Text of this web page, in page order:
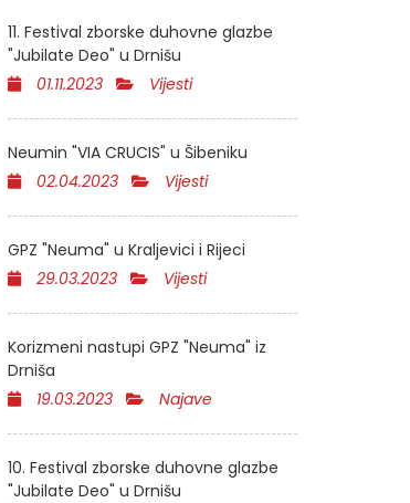
11. Festival zborske duhovne glazbe
"Jubilate Deo" u Drnišu
01.11.2023
Vijesti
Neumin "VIA CRUCIS" u Šibeniku
02.04.2023
Vijesti
GPZ "Neuma" u Kraljevici i Rijeci
29.03.2023
Vijesti
Korizmeni nastupi GPZ "Neuma" iz
Drniša
19.03.2023
Najave
10. Festival zborske duhovne glazbe
"Jubilate Deo" u Drnišu